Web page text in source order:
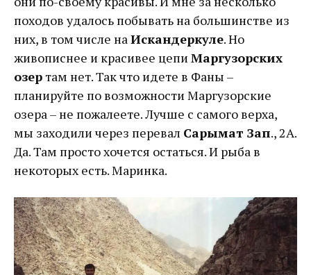
походов удалось побывать на большинстве из
них, в том числе наИскандеркуле. Но
живописнее и красивее цепи Маргузорских
озертам нет. Так что идете в Фаны –
планируйте по возможности Маргузорские
озера – не пожалеете. Лучше с самого верха,
мы заходили через перевал Сарымат Зап., 2А.
Да. Там просто хочется остаться. И рыба в
некоторых есть. Маринка.